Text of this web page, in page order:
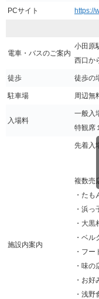
PCサイト https://
電車・バスのご案内
小田原
西口か
徒歩 徒歩の
駐車場 周辺無
入場料
一般入
特観席
施設内案内
先着入
複数売
・た
・浜
・大
・ベ
・フ
・味
・お
・浅